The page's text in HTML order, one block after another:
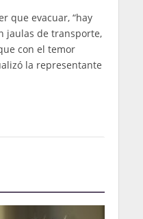
que evacuar, “hay
jaulas de transporte,
con el temor
la representante